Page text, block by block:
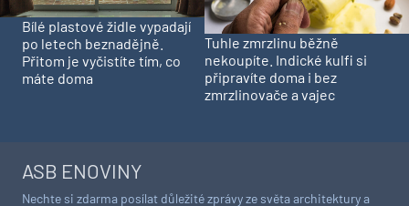
Bílé plastové židle vypadají
po letech beznadějně.
Přitom je vyčistíte tím, co
máte doma
Tuhle zmrzlinu běžně
nekoupíte. Indické kulfi si
připravíte doma i bez
zmrzlinovače a vajec
ASB ENOVINY
Nechte si zdarma posílat důležité zprávy ze světa architektury a